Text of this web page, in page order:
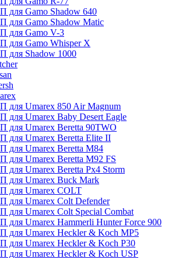
для Gamo Shadow 640
для Gamo Shadow Matic
для Gamo V-3
для Gamo Whisper X
для Shadow 1000
для Umarex 850 Air Magnum
для Umarex Baby Desert Eagle
для Umarex Beretta 90TWO
для Umarex Beretta Elite II
для Umarex Beretta M84
для Umarex Beretta M92 FS
для Umarex Beretta Px4 Storm
для Umarex Buck Mark
для Umarex COLT
для Umarex Colt Defender
для Umarex Colt Special Combat
для Umarex Hammerli Hunter Force 900
для Umarex Heckler & Koch MP5
для Umarex Heckler & Koch P30
для Umarex Heckler & Koch USP